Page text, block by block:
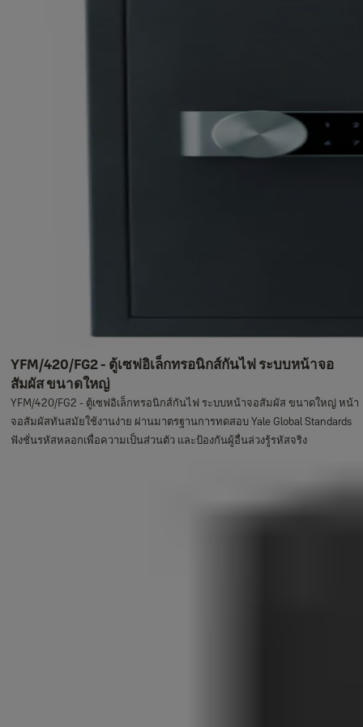
YFM/420/FG2 - ตู้เซฟอิเล็กทรอนิกส์กันไฟ ระบบหน้าจอ
สัมผัส ขนาดใหญ่
YFM/420/FG2 - ตู้เซฟอิเล็กทรอนิกส์กันไฟ ระบบหน้าจอสัมผัส ขนาดใหญ่ หน้า
จอสัมผัสทันสมัยใช้งานง่าย ผ่านมาตรฐานการทดสอบ Yale Global Standards
ฟังชั่นรหัสหลอกเพื่อความเป็นส่วนตัว และป้องกันผู้อื่นล่วงรู้รหัสจริง